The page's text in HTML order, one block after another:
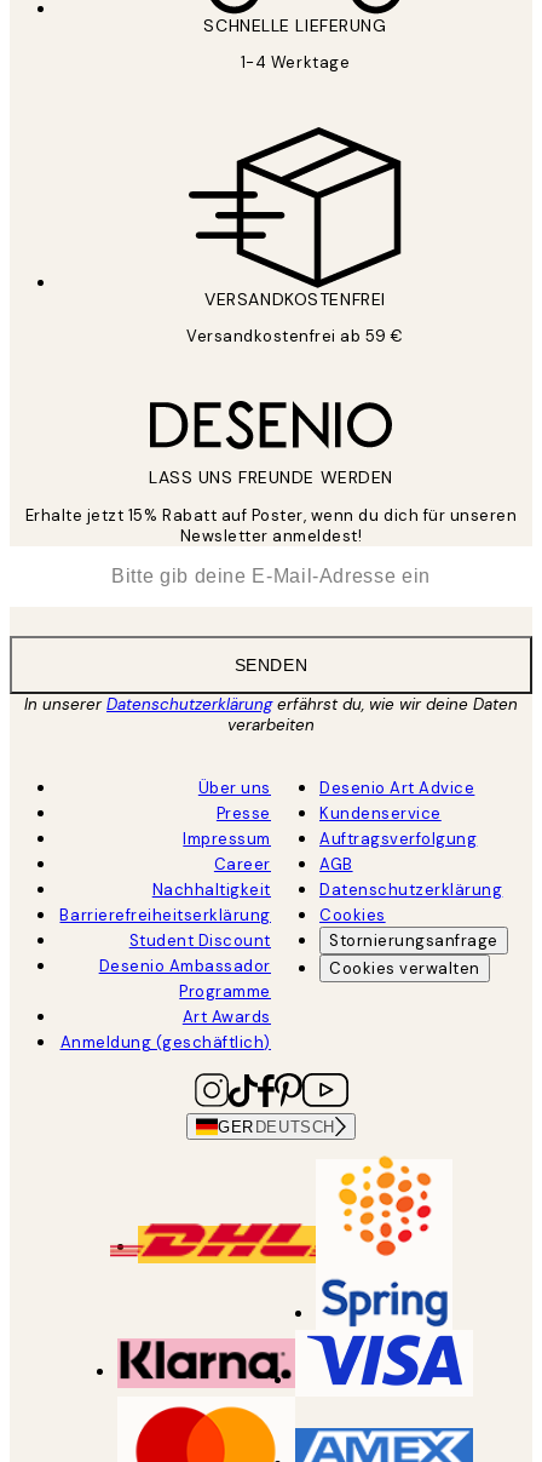
SCHNELLE LIEFERUNG
1-4 Werktage
VERSANDKOSTENFREI
Versandkostenfrei ab 59 €
LASS UNS FREUNDE WERDEN
Erhalte jetzt 15% Rabatt auf Poster, wenn du dich für unseren
Newsletter anmeldest!
SENDEN
In unsererDatenschutzerklärungerfährst du, wie wir deine Daten
verarbeiten
Über uns
Presse
Impressum
Career
Nachhaltigkeit
Barrierefreiheitserklärung
Student Discount
Desenio Ambassador
Programme
Art Awards
Anmeldung (geschäftlich)
Desenio Art Advice
Kundenservice
Auftragsverfolgung
AGB
Datenschutzerklärung
Cookies
Stornierungsanfrage
Cookies verwalten
GER DEUTSCH